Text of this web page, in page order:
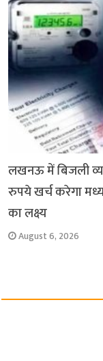
लखनऊ में बिजली
रुपये खर्च करेगा
का लक्ष्य
August 6, 2026